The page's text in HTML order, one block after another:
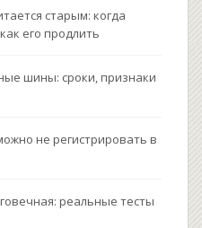
старым: когда
его продлить
шины: сроки, признаки
не регистрировать в
реальные тесты